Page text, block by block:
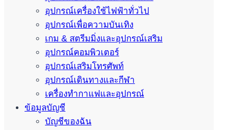
อุปกรณ์เครื่องใช้ไฟฟ้าทั่วไป
อุปกรณ์เพื่อความบันเทิง
เกม & สตรีมมิ่งและอุปกรณ์เสริม
อุปกรณ์คอมพิวเตอร์
อุปกรณ์เสริมโทรศัพท์
อุปกรณ์เดินทางและกีฬา
เครื่องทำกาแฟและอุปกรณ์
ข้อมูลบัญชี
บัญชีของฉัน